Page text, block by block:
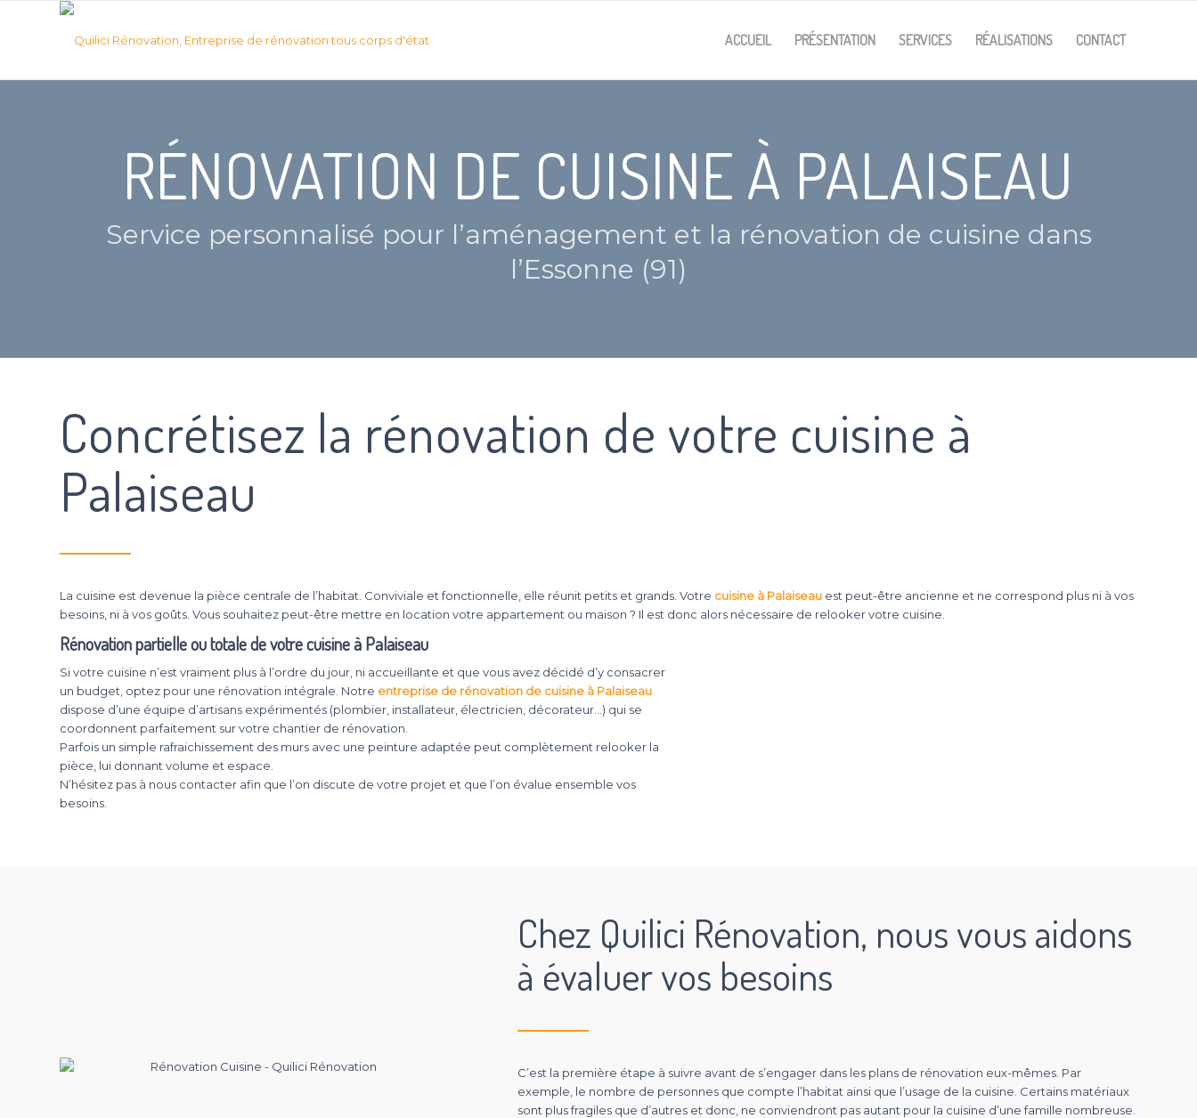
ACCUEIL PRÉSENTATION SERVICES RÉALISATIONS CONTACT
RÉNOVATION DE CUISINE À PALAISEAU
Service personnalisé pour l’aménagement et la rénovation de cuisine dans
l’Essonne (91)
Concrétisez la rénovation de votre cuisine à
Palaiseau
La cuisine est devenue la pièce centrale de l’habitat. Conviviale et fonctionnelle, elle réunit petits et grands. Votre cuisine à Palaiseau est peut-être ancienne et ne correspond plus ni à vos
besoins, ni à vos goûts. Vous souhaitez peut-être mettre en location votre appartement ou maison ? Il est donc alors nécessaire de relooker votre cuisine.
Rénovation partielle ou totale de votre cuisine à Palaiseau
Si votre cuisine n’est vraiment plus à l’ordre du jour, ni accueillante et que vous avez décidé d’y consacrer
un budget, optez pour une rénovation intégrale. Notre entreprise de rénovation de cuisine à Palaiseau
dispose d’une équipe d’artisans expérimentés (plombier, installateur, électricien, décorateur…) qui se
coordonnent parfaitement sur votre chantier de rénovation.
Parfois un simple rafraichissement des murs avec une peinture adaptée peut complètement relooker la
pièce, lui donnant volume et espace.
N’hésitez pas à nous contacter afin que l’on discute de votre projet et que l’on évalue ensemble vos
besoins.
Chez Quilici Rénovation, nous vous aidons
à évaluer vos besoins
C’est la première étape à suivre avant de s’engager dans les plans de rénovation eux-mêmes. Par
exemple, le nombre de personnes que compte l’habitat ainsi que l’usage de la cuisine. Certains matériaux
sont plus fragiles que d’autres et donc, ne conviendront pas autant pour la cuisine d’une famille nombreuse.